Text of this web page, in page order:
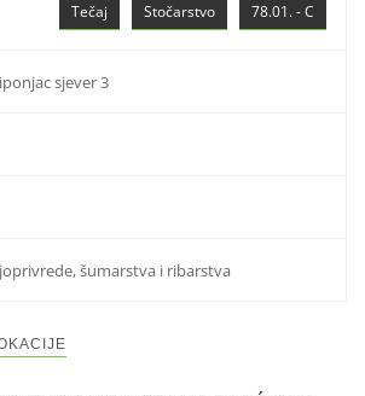
78.01. - C
Stočarstvo
Tečaj
sjever 3
šumarstva i ribarstva